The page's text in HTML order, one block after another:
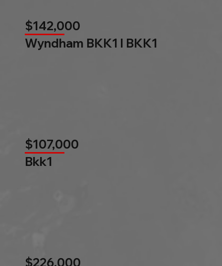
$142,000
Wyndham BKK1 l BKK1
$107,000
Bkk1
$226,000